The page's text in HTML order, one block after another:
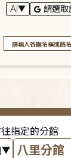
指定的分館